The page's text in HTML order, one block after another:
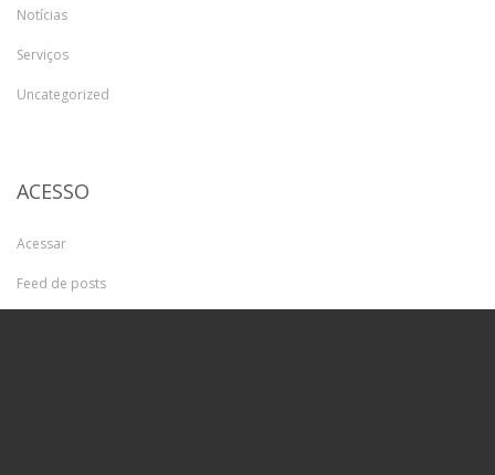
Notícias
Serviços
Uncategorized
ACESSO
Acessar
Feed de posts